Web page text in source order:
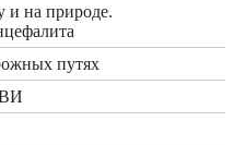
и на природе.
путях